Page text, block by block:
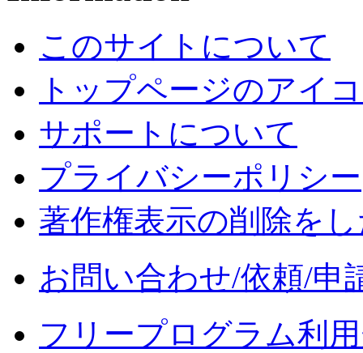
このサイトについて
トップページのアイ
サポートについて
プライバシーポリシー
著作権表示の削除を
お問い合わせ/依頼/申
フリープログラム利